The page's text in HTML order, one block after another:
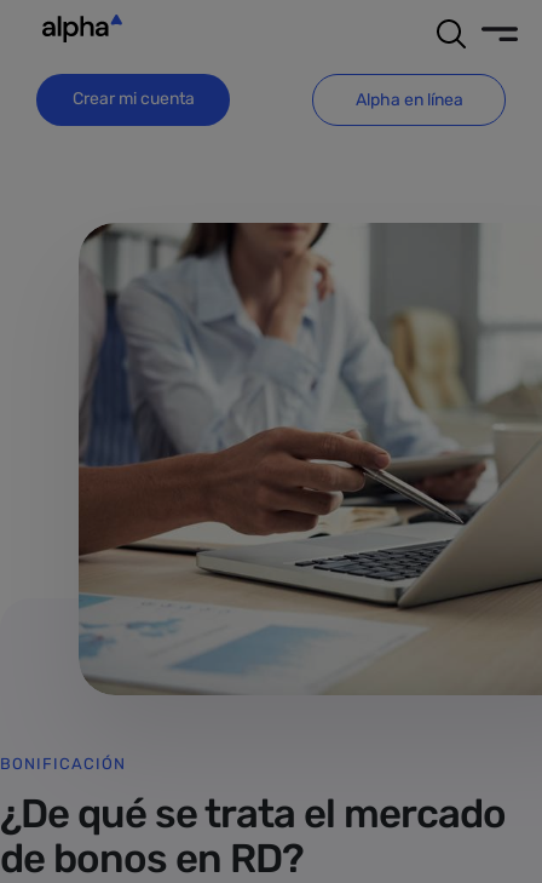
Crear mi cuenta Alpha en línea
BONIFICACIÓN
¿De qué se trata el mercado
de bonos en RD?